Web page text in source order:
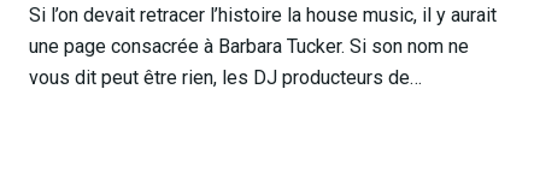
Si l’on devait retracer l’histoire la house music, il y aurait
une page consacrée à Barbara Tucker. Si son nom ne
vous dit peut être rien, les DJ producteurs de…